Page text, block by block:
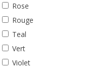
Rose
Rouge
Teal
Vert
Violet